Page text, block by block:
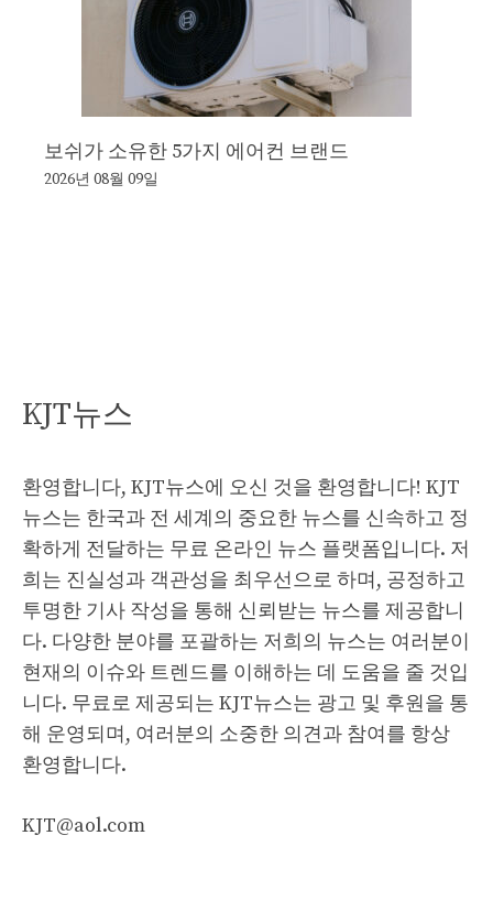
보쉬가 소유한 5가지 에어컨 브랜드
2026년 08월 09일
KJT뉴스
환영합니다, KJT뉴스에 오신 것을 환영합니다! KJT
뉴스는 한국과 전 세계의 중요한 뉴스를 신속하고 정
확하게 전달하는 무료 온라인 뉴스 플랫폼입니다. 저
희는 진실성과 객관성을 최우선으로 하며, 공정하고
투명한 기사 작성을 통해 신뢰받는 뉴스를 제공합니
다. 다양한 분야를 포괄하는 저희의 뉴스는 여러분이
현재의 이슈와 트렌드를 이해하는 데 도움을 줄 것입
니다. 무료로 제공되는 KJT뉴스는 광고 및 후원을 통
해 운영되며, 여러분의 소중한 의견과 참여를 항상
환영합니다.
KJT@aol.com